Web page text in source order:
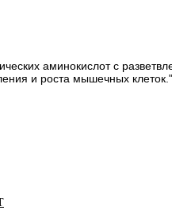
аминокислот с
и роста мышечных клеток."